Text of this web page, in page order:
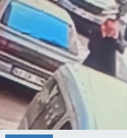
Gündem
Magazin
Sağlık
Siyaset
Spor
Son Dakika
Haber Arşivi